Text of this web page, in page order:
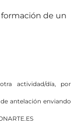
formación de un
actividad/día, por
de antelación enviando